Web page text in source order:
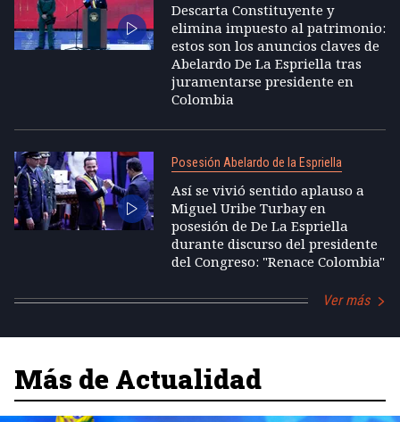
Descarta Constituyente y
elimina impuesto al patrimonio:
estos son los anuncios claves de
Abelardo De La Espriella tras
juramentarse presidente en
Colombia
Posesión Abelardo de la Espriella
Así se vivió sentido aplauso a
Miguel Uribe Turbay en
posesión de De La Espriella
durante discurso del presidente
del Congreso: "Renace Colombia"
Ver más
Más de Actualidad